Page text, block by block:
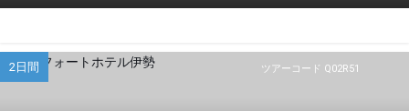
ツアーコード Q02R51
2日間